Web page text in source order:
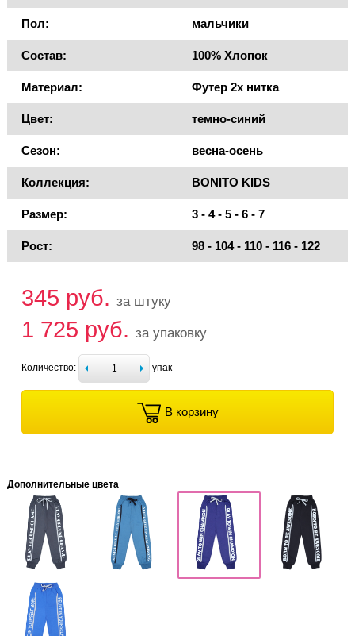
Пол: мальчики
Состав: 100% Хлопок
Материал: Футер 2х нитка
Цвет: темно-синий
Сезон: весна-осень
Коллекция: BONITO KIDS
Размер: 3 - 4 - 5 - 6 - 7
Рост: 98 - 104 - 110 - 116 - 122
345 руб. за штуку
1 725 руб. за упаковку
Количество: упак
В корзину
Дополнительные цвета